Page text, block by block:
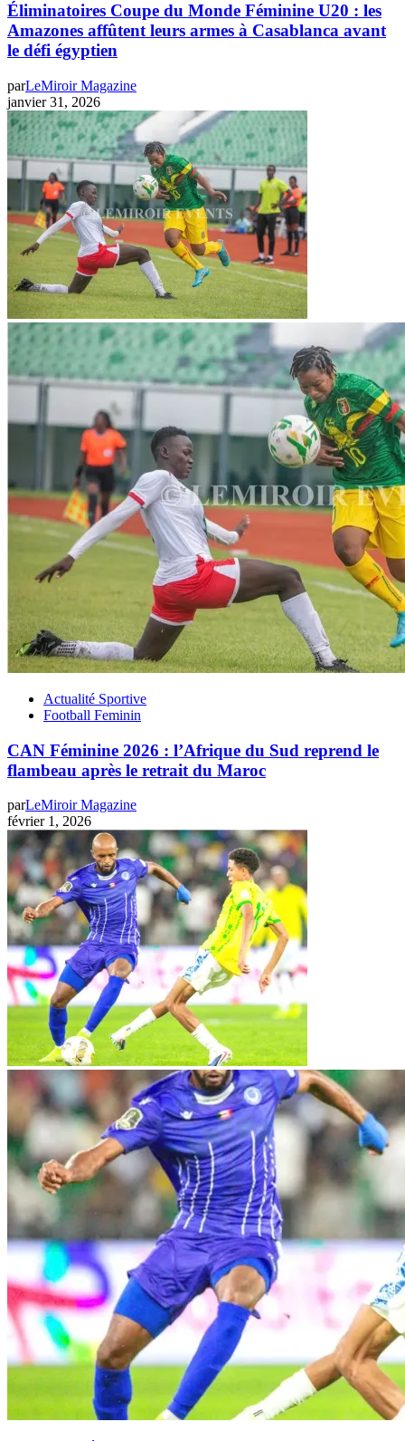
Éliminatoires Coupe du Monde Féminine U20 : les
Amazones affûtent leurs armes à Casablanca avant
le défi égyptien
parLeMiroir Magazine
janvier 31, 2026
Actualité Sportive
Football Feminin
CAN Féminine 2026 : l’Afrique du Sud reprend le
flambeau après le retrait du Maroc
parLeMiroir Magazine
février 1, 2026